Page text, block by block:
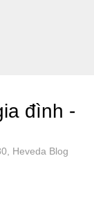
đình -
Heveda Blog